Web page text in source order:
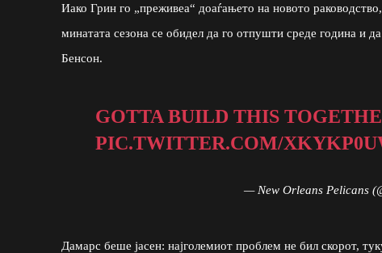
Иако Грин го „преживеа“ доаѓањето на новото
минатата сезона се обидел да го отпушти среде година и
Бенсон.
GOTTA BUILD THIS
PIC.TWITTER.COM/
— New Orleans Pelicans
Дамарс беше јасен: најголемиот проблем не бил скорот,